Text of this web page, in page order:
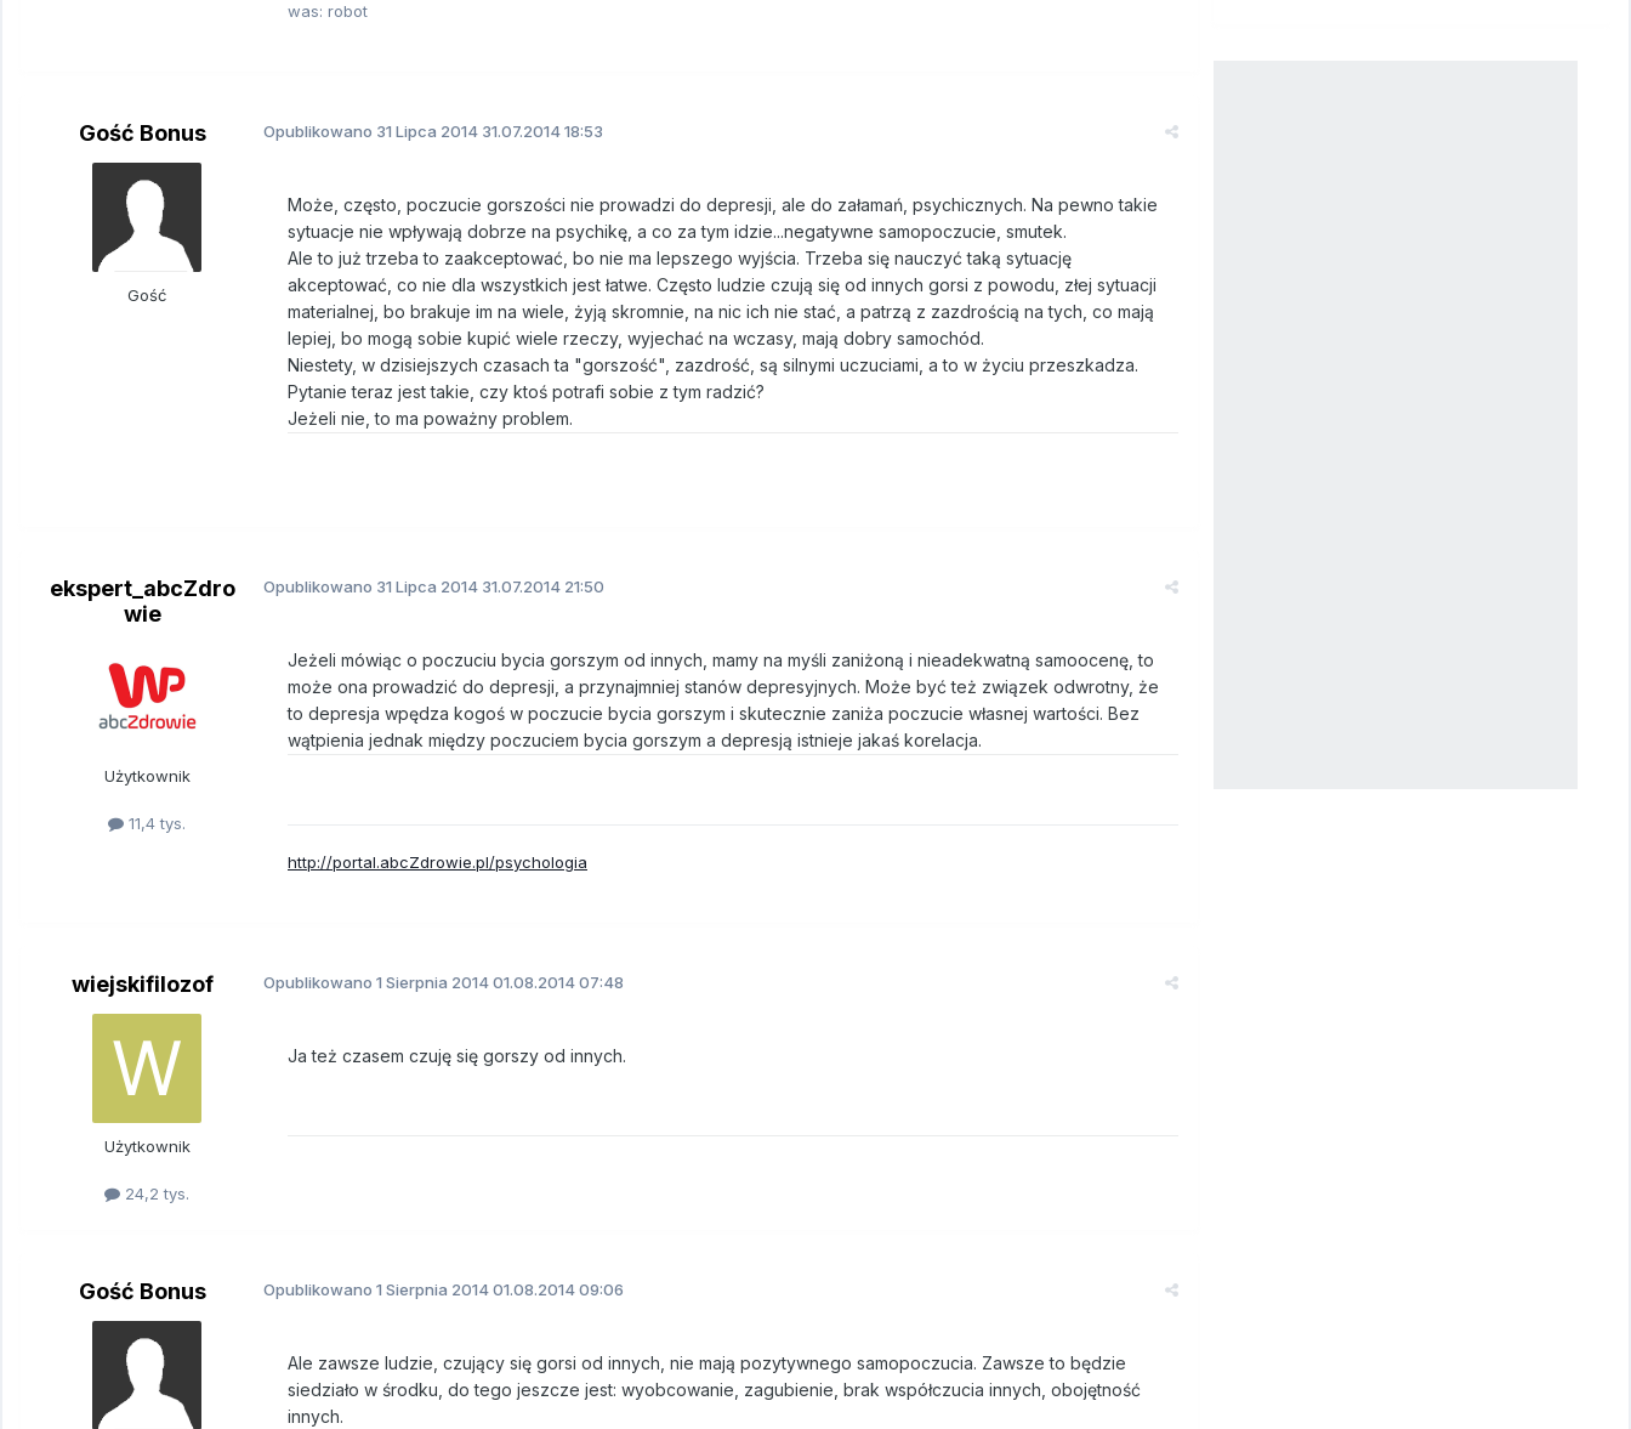
was: robot
Gość Bonus
Gość
Opublikowano 31 Lipca 2014 31.07.2014 18:53
Może, często, poczucie gorszości nie prowadzi do depresji, ale do załamań, psychicznych. Na pewno takie
sytuacje nie wpływają dobrze na psychikę, a co za tym idzie...negatywne samopoczucie, smutek.
Ale to już trzeba to zaakceptować, bo nie ma lepszego wyjścia. Trzeba się nauczyć taką sytuację
akceptować, co nie dla wszystkich jest łatwe. Często ludzie czują się od innych gorsi z powodu, złej sytuacji
materialnej, bo brakuje im na wiele, żyją skromnie, na nic ich nie stać, a patrzą z zazdrością na tych, co mają
lepiej, bo mogą sobie kupić wiele rzeczy, wyjechać na wczasy, mają dobry samochód.
Niestety, w dzisiejszych czasach ta "gorszość", zazdrość, są silnymi uczuciami, a to w życiu przeszkadza.
Pytanie teraz jest takie, czy ktoś potrafi sobie z tym radzić?
Jeżeli nie, to ma poważny problem.
ekspert_abcZdro
wie
Użytkownik
11,4 tys.
Opublikowano 31 Lipca 2014 31.07.2014 21:50
Jeżeli mówiąc o poczuciu bycia gorszym od innych, mamy na myśli zaniżoną i nieadekwatną samoocenę, to
może ona prowadzić do depresji, a przynajmniej stanów depresyjnych. Może być też związek odwrotny, że
to depresja wpędza kogoś w poczucie bycia gorszym i skutecznie zaniża poczucie własnej wartości. Bez
wątpienia jednak między poczuciem bycia gorszym a depresją istnieje jakaś korelacja.
http://portal.abcZdrowie.pl/psychologia
wiejskifilozof
Użytkownik
24,2 tys.
Opublikowano 1 Sierpnia 201401.08.2014 07:48
Ja też czasem czuję się gorszy od innych.
Gość Bonus Opublikowano 1 Sierpnia 201401.08.2014 09:06
Ale zawsze ludzie, czujący się gorsi od innych, nie mają pozytywnego samopoczucia. Zawsze to będzie
siedziało w środku, do tego jeszcze jest: wyobcowanie, zagubienie, brak współczucia innych, obojętność
innych.